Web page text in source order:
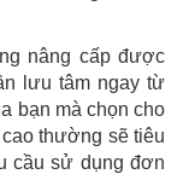
nâng cấp được
lưu tâm ngay từ
bạn mà chọn cho
thường sẽ tiêu
cầu sử dụng đơn